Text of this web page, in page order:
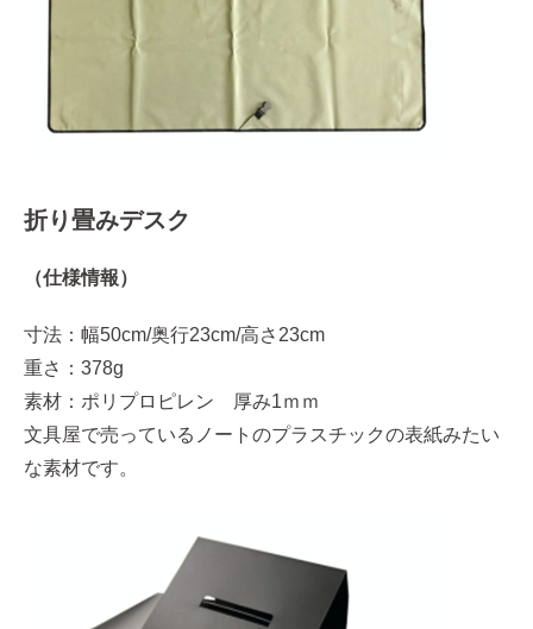
折り畳みデスク
（仕様情報）
寸法：幅50cm/奥行23cm/高さ23cm
重さ：378g
素材：ポリプロピレン 厚み1ｍｍ
文具屋で売っているノートのプラスチックの表紙みたい
な素材です。